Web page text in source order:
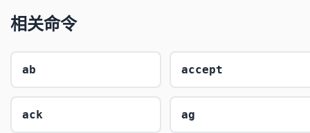
相关命令
ab accept
ack ag